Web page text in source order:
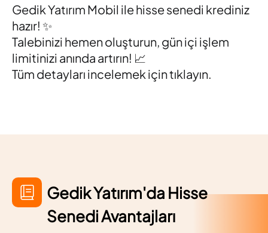
Gedik Yatırım Mobil ile hisse senedi krediniz
hazır! ✨
Talebinizi hemen oluşturun, gün içi işlem
limitinizi anında artırın! 📈
Tüm detayları incelemek için tıklayın.
Gedik Yatırım'da Hisse
Senedi Avantajları